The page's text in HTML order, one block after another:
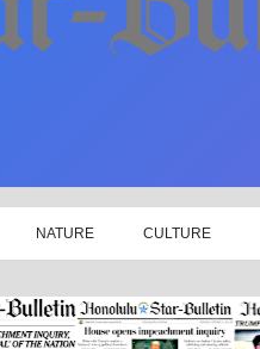
NATURE CULTURE